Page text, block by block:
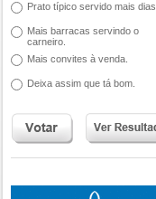
Prato típico servido mais dias.
Mais barracas servindo o
carneiro.
Mais convites à venda.
Deixa assim que tá bom.